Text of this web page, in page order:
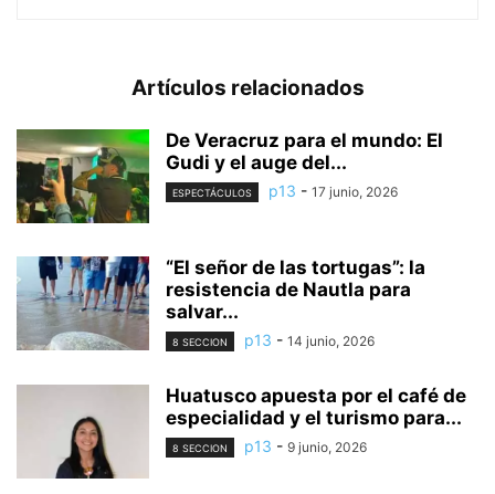
Artículos relacionados
De Veracruz para el mundo: El
Gudi y el auge del...
ESPECTÁCULOS p13 - 17 junio, 2026
“El señor de las tortugas”: la
resistencia de Nautla para
salvar...
8 SECCION p13 - 14 junio, 2026
Huatusco apuesta por el café de
especialidad y el turismo para...
8 SECCION p13 - 9 junio, 2026